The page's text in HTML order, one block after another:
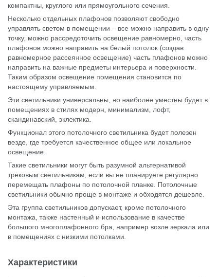
компактны, круглого или прямоугольного сечения.
Несколько отдельных плафонов позволяют свободно
управлять светом в помещении – все можно направить в одну
точку, можно рассредоточить освещение равномерно, часть
плафонов можно направить на белый потолок (создав
равномерное рассеянное освещение) часть плафонов можно
направить на важные предметы интерьера и поверхности.
Таким образом освещение помещения становится по
настоящему управляемым.
Эти светильники универсальны, но наиболее уместны будет в
помещениях в стилях модерн, минимализм, лофт,
скандинавский, эклектика.
Функционал этого потолочного светильника будет полезен
везде, где требуется качественное общее или локальное
освещение.
Такие светильники могут быть разумной альтернативой
трековым светильникам, если вы не планируете регулярно
перемещать плафоны по потолочной планке. Потолочные
светильники обычно проще в монтаже и обходятся дешевле.
Эта группа светильников допускает, кроме потолочного
монтажа, также настенный и использование в качестве
большого многоплафонного бра, например возле зеркала или
в помещениях с низкими потолками.
Характеристики